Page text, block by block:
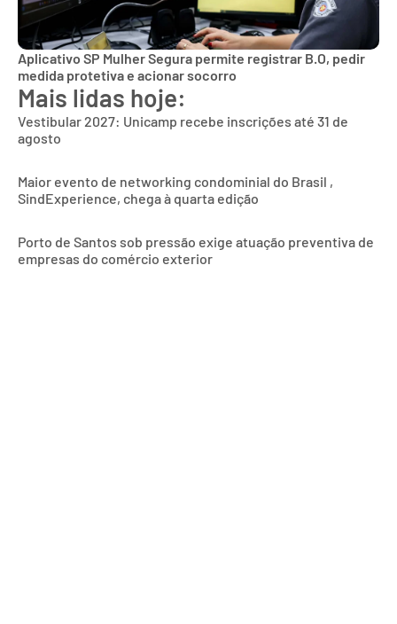
Aplicativo SP Mulher Segura permite registrar B.O, pedir
medida protetiva e acionar socorro
Mais lidas hoje:
Vestibular 2027: Unicamp recebe inscrições até 31 de
agosto
Maior evento de networking condominial do Brasil ,
SindExperience, chega à quarta edição
Porto de Santos sob pressão exige atuação preventiva de
empresas do comércio exterior